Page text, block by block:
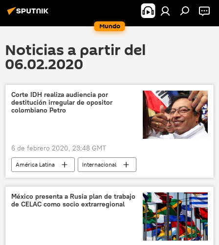
Mundo
Noticias a partir del
06.02.2020
Corte IDH realiza audiencia por
destitución irregular de opositor
colombiano Petro
6 de febrero 2020, 23:48 GMT
América Latina
Internacional
Gustavo Petro
Colombia
Corte Interamericana de Derechos Humanos
noticias
México presenta a Rusia plan de trabajo
de CELAC como socio extrarregional